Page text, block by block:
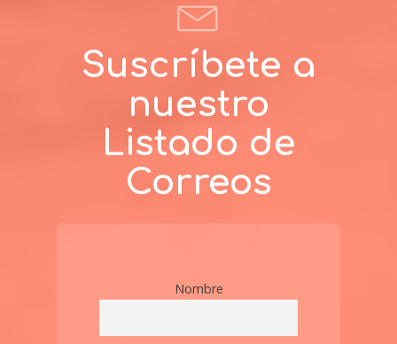
Suscríbete a
nuestro
Listado de
Correos
Nombre